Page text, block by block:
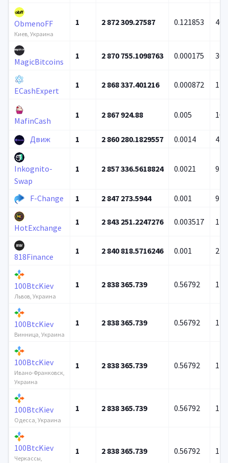
ObmenoFF
Киев, Украина
1 2 872 309.27587 0.121853 40
MagicBitcoins
1 2 870 755.1098763 0.000175
ECashExpert
1 2 868 337.401216 0.000872 1
MafinCash
1 2 867 924.88 0.005 10
Движ 1 2 860 280.1829557 0.0014
Inkognito-
Swap
1 2 857 336.5618824 0.0021 93
F-Change 1 2 847 273.5944 0.001 97
HotExchange
1 2 843 251.2247276 0.003517 1
818Finance
1 2 840 818.5716246 0.001 21
100BtcKiev
Львов, Украина
1 2 838 365.739 0.56792 12
100BtcKiev
Винница, Украина
1 2 838 365.739 0.56792 12
100BtcKiev
Ивано-Франковск,
Украина
1 2 838 365.739 0.56792 12
100BtcKiev
Одесса, Украина
1 2 838 365.739 0.56792 12
100BtcKiev
Черкассы,
1 2 838 365.739 0.56792 12